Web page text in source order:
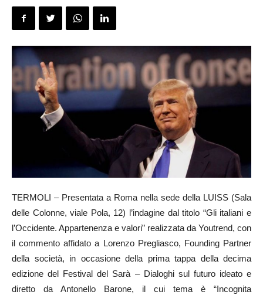
TERMOLI – Presentata a Roma nella sede della LUISS (Sala
delle Colonne, viale Pola, 12) l’indagine dal titolo “Gli italiani e
l’Occidente. Appartenenza e valori” realizzata da Youtrend, con
il commento affidato a Lorenzo Pregliasco, Founding Partner
della società, in occasione della prima tappa della decima
edizione del Festival del Sarà – Dialoghi sul futuro ideato e
diretto da Antonello Barone, il cui tema è “Incognita